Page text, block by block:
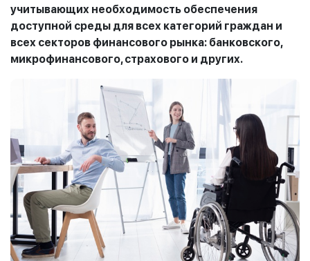
учитывающих необходимость обеспечения
доступной среды для всех категорий граждан и
всех секторов финансового рынка: банковского,
микрофинансового, страхового и других.